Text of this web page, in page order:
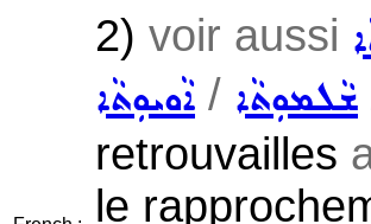
2) voir aussi
ܐܵܘܝܘܼܬܵܐ / ܫܵܠܡܘܼܬܵܐ
retrouvailles
le